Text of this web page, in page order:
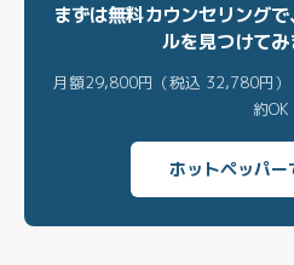
まずは無料カウンセリング
ルを見つけてみ
月額29,800円（税込 32,780円）
約OK
ホットペッパー